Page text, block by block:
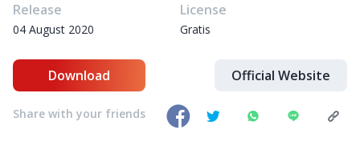
Release
04 August 2020
License
Gratis
Download Official Website
Share with your friends